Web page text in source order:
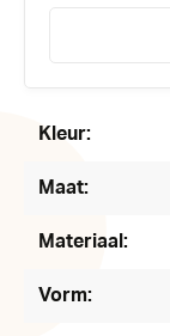
Kleur:
Maat:
Materiaal:
Vorm: